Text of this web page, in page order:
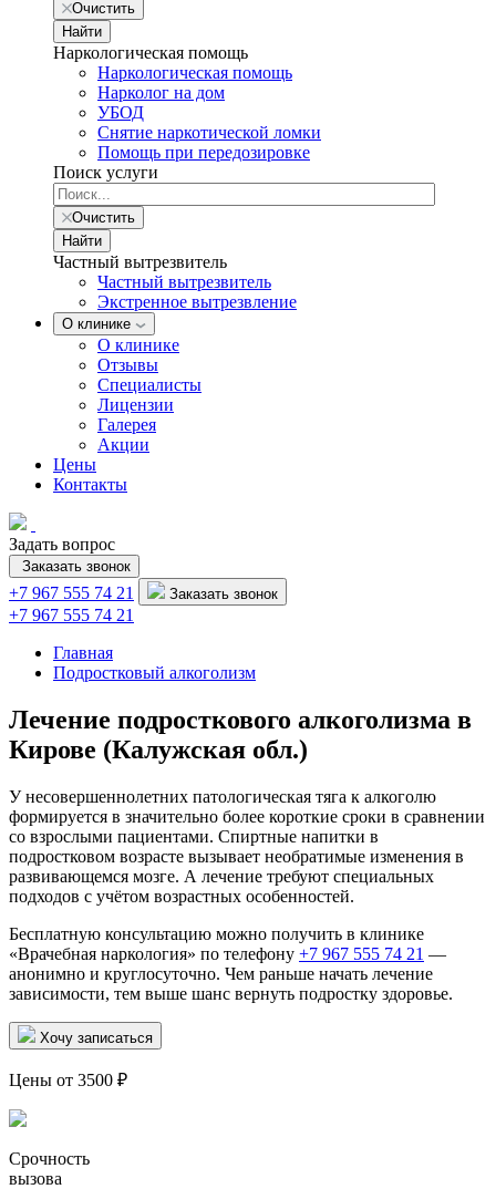
Очистить
Найти
Наркологическая помощь
Наркологическая помощь
Нарколог на дом
УБОД
Снятие наркотической ломки
Помощь при передозировке
Поиск услуги
Очистить
Найти
Частный вытрезвитель
Частный вытрезвитель
Экстренное вытрезвление
О клинике
О клинике
Отзывы
Специалисты
Лицензии
Галерея
Акции
Цены
Контакты
Задать вопрос
Заказать звонок
+7 967 555 74 21 Заказать звонок
+7 967 555 74 21
Главная
Подростковый алкоголизм
Лечение подросткового алкоголизма в
Кирове (Калужская обл.)
У несовершеннолетних патологическая тяга к алкоголю
формируется в значительно более короткие сроки в сравнении
со взрослыми пациентами. Спиртные напитки в
подростковом возрасте вызывает необратимые изменения в
развивающемся мозге. А лечение требуют специальных
подходов с учётом возрастных особенностей.
Бесплатную консультацию можно получить в клинике
«Врачебная наркология» по телефону +7 967 555 74 21 —
анонимно и круглосуточно. Чем раньше начать лечение
зависимости, тем выше шанс вернуть подростку здоровье.
Хочу записаться
Цены от 3500 ₽
Срочность
вызова